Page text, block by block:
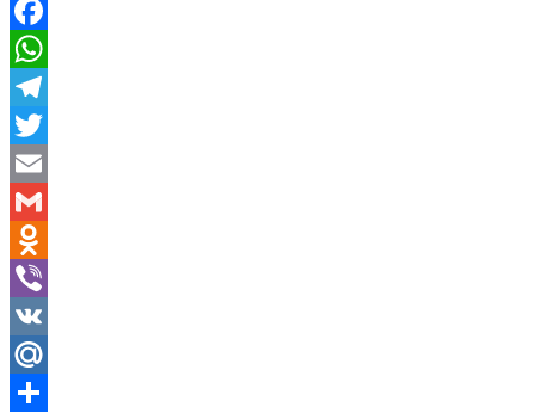
Facebook
WhatsApp
Telegram
Twitter
Email
Gmail
Odnoklassniki
Viber
VK
Mail.Ru